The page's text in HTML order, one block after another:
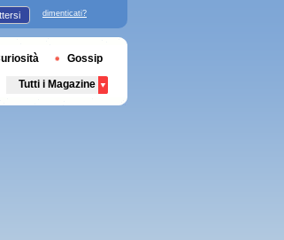
dimenticati?
Gossip
Tutti i Magazine